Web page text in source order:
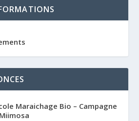
Maraichage Bio – Campagne